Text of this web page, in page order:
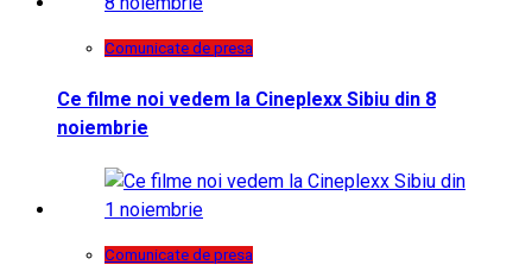
Comunicate de presa
Ce filme noi vedem la Cineplexx Sibiu din 8
noiembrie
Comunicate de presa